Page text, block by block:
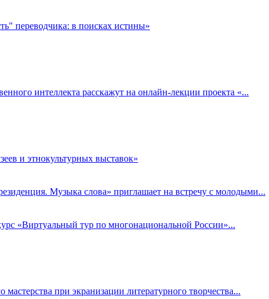
переводчика: в поисках истины»
интеллекта расскажут на онлайн-лекции проекта «...
и этнокультурных выставок»
Музыка слова» приглашает на встречу с молодыми...
«Виртуальный тур по многонациональной России»...
при экранизации литературного творчества...